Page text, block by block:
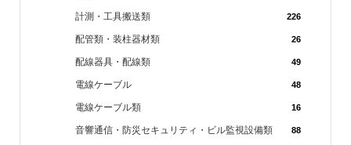
計測・工具搬送類 226
配管類・装柱器材類 26
配線器具・配線類 49
電線ケーブル 48
電線ケーブル類 16
音響通信・防災セキュリティ・ビル監視設備類 88